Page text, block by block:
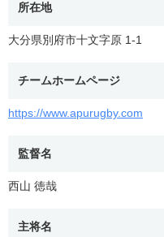
所在地
大分県別府市十文字原 1-1
チームホームページ
https://www.apurugby.com
監督名
西山 徳哉
主将名